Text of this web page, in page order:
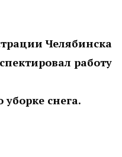
Челябинска
работу
снега.